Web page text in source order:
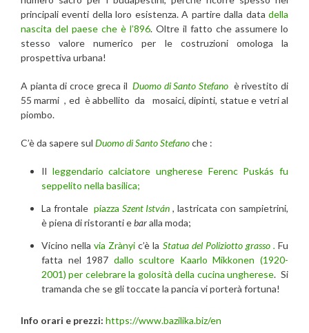
principali eventi della loro esistenza. A partire dalla data della
nascita del paese che è l’896. Oltre il fatto che assumere lo
stesso valore numerico per le costruzioni omologa la
prospettiva urbana!
A pianta di croce greca il Duomo di Santo Stefano è rivestito di
55 marmi , ed è abbellito da mosaici, dipinti, statue e vetri al
piombo.
C’è da sapere sul Duomo di Santo Stefanoche :
Il leggendario calciatore ungherese Ferenc Puskás fu
seppelito nella basilica;
La frontale piazza Szent István , lastricata con sampietrini,
è piena di ristoranti ebaralla moda;
Vicino nellavia Zrànyi c’è la Statua del Poliziotto grasso . Fu
fatta nel 1987 dallo scultore Kaarlo Mikkonen (1920-
2001) per celebrare la golosità della cucina ungherese. Si
tramanda che se gli toccate la pancia vi porterà fortuna!
Info orari e prezzi: https://www.bazilika.biz/en